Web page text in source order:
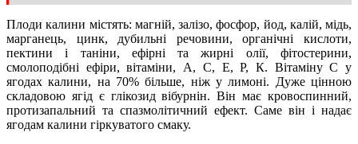
Плоди калини містять: магній, залізо, фосфор, йод, калій, мідь,
марганець, цинк, дубильні речовини, органічні кислоти,
пектини і таніни, ефірні та жирні олії, фітостерини,
смолоподібні ефіри, вітаміни, А, С, Е, Р, К. Вітаміну С у
ягодах калини, на 70% більше, ніж у лимоні. Дуже цінною
складовою ягід є глікозид вібурнін. Він має кровоспинний,
протизапальний та спазмолітичний ефект. Саме він і надає
ягодам калини гіркуватого смаку.